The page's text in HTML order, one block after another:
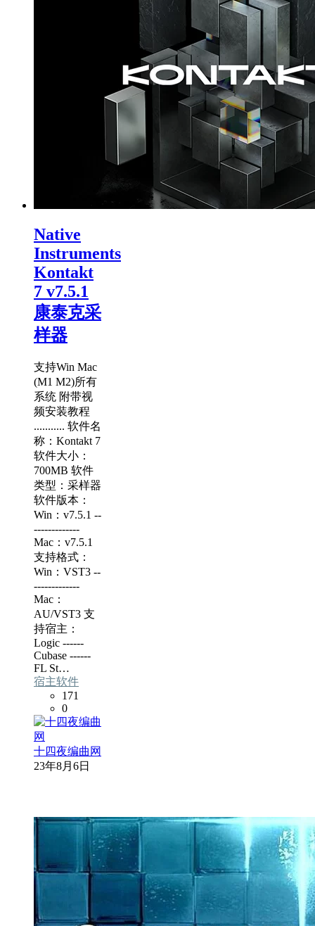
Native
Instruments
Kontakt
7 v7.5.1
康泰克采
样器
支持Win Mac
(M1 M2)所有
系统 附带视
频安装教程
........... 软件名
称：Kontakt 7
软件大小：
700MB 软件
类型：采样器
软件版本：
Win：v7.5.1 --
-------------
Mac：v7.5.1
支持格式：
Win：VST3 --
-------------
Mac：
AU/VST3 支
持宿主：
Logic ------
Cubase ------
FL St…
宿主软件
171
0
十四夜编曲网
23年8月6日